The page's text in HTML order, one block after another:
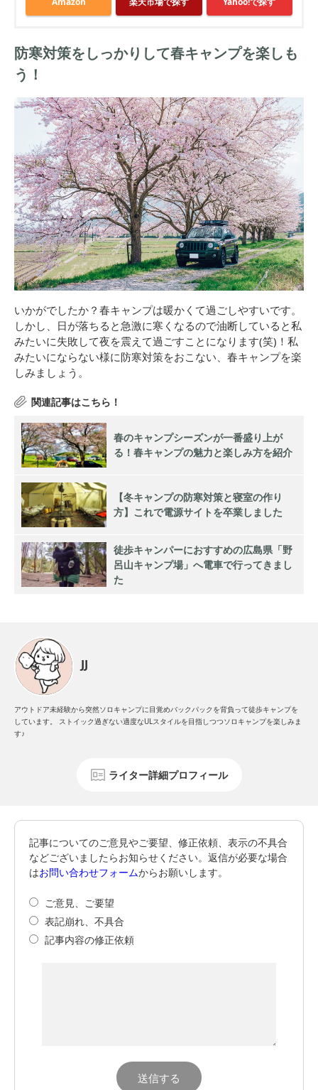
防寒対策をしっかりして春キャンプを楽しも
う！
いかがでしたか？春キャンプは暖かくて過ごしやすいです。
しかし、日が落ちると急激に寒くなるので油断していると私
みたいに失敗して夜を震えて過ごすことになります(笑)！私
みたいにならない様に防寒対策をおこない、春キャンプを楽
しみましょう。
春のキャンプシーズンが一番盛り上が
る！春キャンプの魅力と楽しみ方を紹介
【冬キャンプの防寒対策と寝室の作り
方】これで電源サイトを卒業しました
徒歩キャンパーにおすすめの広島県「野
呂山キャンプ場」へ電車で行ってきまし
た
JJ
アウトドア未経験から突然ソロキャンプに目覚めバックパックを背負って徒歩キャンプを
しています。 ストイック過ぎない適度なULスタイルを目指しつつソロキャンプを楽しみま
す♪
ライター詳細プロフィール
記事についてのご意見やご要望、修正依頼、表示の不具合
などございましたらお知らせください。返信が必要な場合
はお問い合わせフォームからお願いします。
ご意見、ご要望
表記崩れ、不具合
記事内容の修正依頼